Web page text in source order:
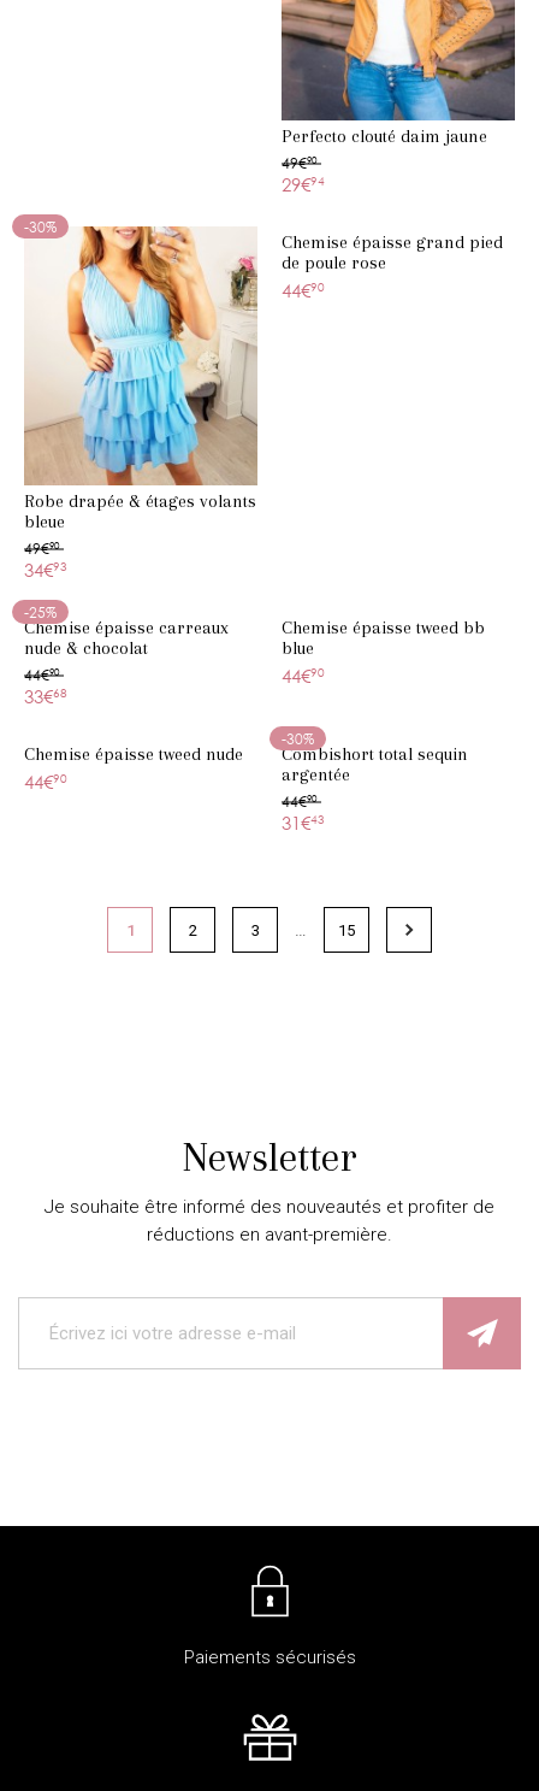
Perfecto clouté daim jaune
49€90
29€94
-30%
Robe drapée & étages volants
bleue
49€90
34€93
Chemise épaisse grand pied
de poule rose
44€90
-25%
Chemise épaisse carreaux
nude & chocolat
44€90
33€68
Chemise épaisse tweed bb
blue
44€90
Chemise épaisse tweed nude
44€90
-30%
Combishort total sequin
argentée
44€90
31€43
1 2 3 15
Newsletter
Je souhaite être informé des nouveautés et profiter de
réductions en avant-première.
Paiements sécurisés